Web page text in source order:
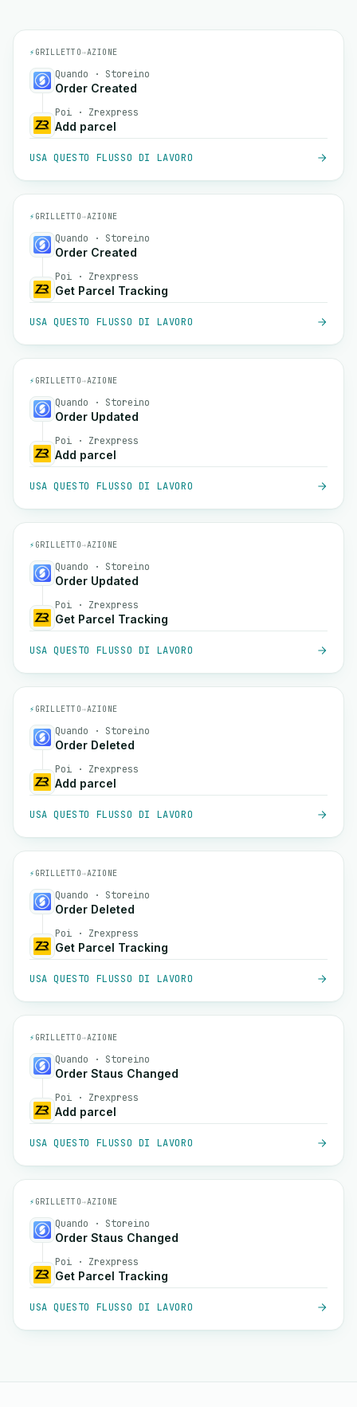
⚡ GRILLETTO→AZIONE
Quando · Storeino
Order Created
Poi · Zrexpress
Add parcel
USA QUESTO FLUSSO DI LAVORO
⚡ GRILLETTO→AZIONE
Quando · Storeino
Order Created
Poi · Zrexpress
Get Parcel Tracking
USA QUESTO FLUSSO DI LAVORO
⚡ GRILLETTO→AZIONE
Quando · Storeino
Order Updated
Poi · Zrexpress
Add parcel
USA QUESTO FLUSSO DI LAVORO
⚡ GRILLETTO→AZIONE
Quando · Storeino
Order Updated
Poi · Zrexpress
Get Parcel Tracking
USA QUESTO FLUSSO DI LAVORO
⚡ GRILLETTO→AZIONE
Quando · Storeino
Order Deleted
Poi · Zrexpress
Add parcel
USA QUESTO FLUSSO DI LAVORO
⚡ GRILLETTO→AZIONE
Quando · Storeino
Order Deleted
Poi · Zrexpress
Get Parcel Tracking
USA QUESTO FLUSSO DI LAVORO
⚡ GRILLETTO→AZIONE
Quando · Storeino
Order Staus Changed
Poi · Zrexpress
Add parcel
USA QUESTO FLUSSO DI LAVORO
⚡ GRILLETTO→AZIONE
Quando · Storeino
Order Staus Changed
Poi · Zrexpress
Get Parcel Tracking
USA QUESTO FLUSSO DI LAVORO